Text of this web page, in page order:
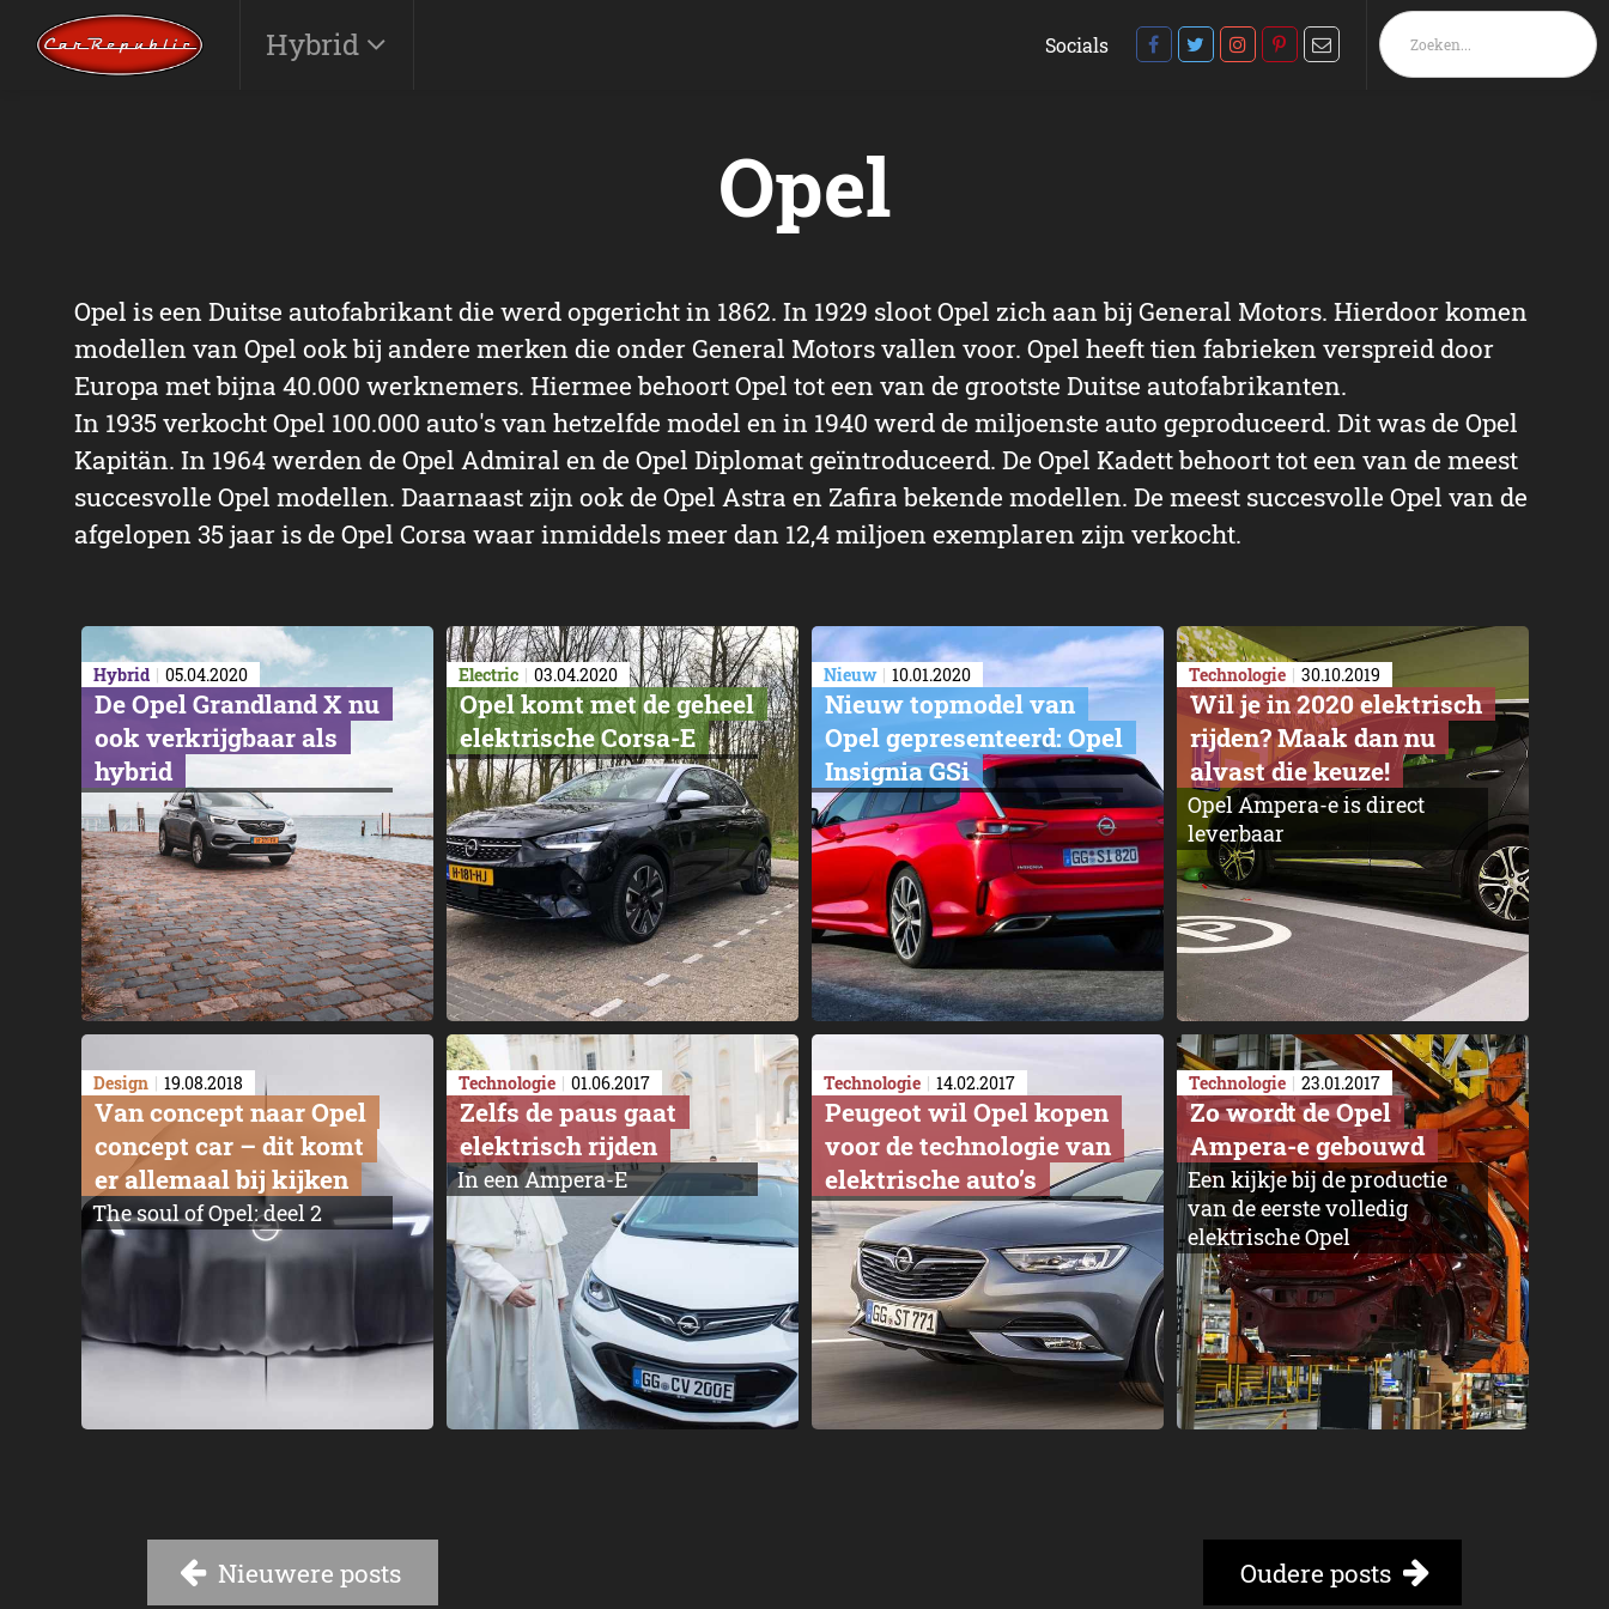
Hybrid Socials
Opel
Opel is een Duitse autofabrikant die werd opgericht in 1862. In 1929 sloot Opel zich aan bij General Motors. Hierdoor komen
modellen van Opel ook bij andere merken die onder General Motors vallen voor. Opel heeft tien fabrieken verspreid door
Europa met bijna 40.000 werknemers. Hiermee behoort Opel tot een van de grootste Duitse autofabrikanten.
In 1935 verkocht Opel 100.000 auto's van hetzelfde model en in 1940 werd de miljoenste auto geproduceerd. Dit was de Opel
Kapitän. In 1964 werden de Opel Admiral en de Opel Diplomat geïntroduceerd. De Opel Kadett behoort tot een van de meest
succesvolle Opel modellen. Daarnaast zijn ook de Opel Astra en Zafira bekende modellen. De meest succesvolle Opel van de
afgelopen 35 jaar is de Opel Corsa waar inmiddels meer dan 12,4 miljoen exemplaren zijn verkocht.
Hybrid 05.04.2020
De Opel Grandland X nu
ook verkrijgbaar als
hybrid
Electric 03.04.2020
Opel komt met de geheel
elektrische Corsa-E
Nieuw 10.01.2020
Nieuw topmodel van
Opel gepresenteerd: Opel
Insignia GSi
Technologie 30.10.2019
Wil je in 2020 elektrisch
rijden? Maak dan nu
alvast die keuze!
Opel Ampera-e is direct
leverbaar
Design 19.08.2018
Van concept naar Opel
concept car – dit komt
er allemaal bij kijken
The soul of Opel: deel 2
Technologie 01.06.2017
Zelfs de paus gaat
elektrisch rijden
In een Ampera-E
Technologie 14.02.2017
Peugeot wil Opel kopen
voor de technologie van
elektrische auto’s
Technologie 23.01.2017
Zo wordt de Opel
Ampera-e gebouwd
Een kijkje bij de productie
van de eerste volledig
elektrische Opel
Nieuwere posts Oudere posts